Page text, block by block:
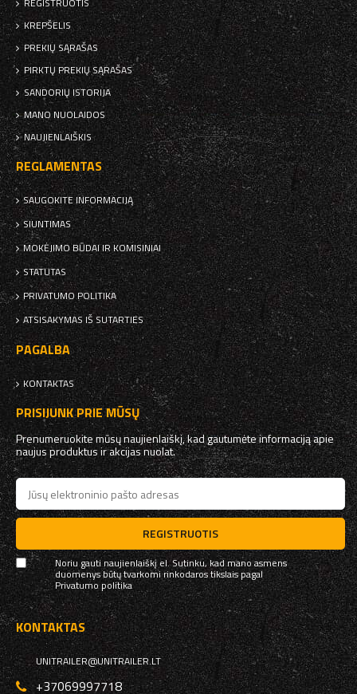
KREPŠELIS
PREKIŲ SĄRAŠAS
PIRKTŲ PREKIŲ SĄRAŠAS
SANDORIŲ ISTORIJA
MANO NUOLAIDOS
NAUJIENLAIŠKIS
REGLAMENTAS
SAUGOKITE INFORMACIJĄ
SIUNTIMAS
MOKĖJIMO BŪDAI IR KOMISINIAI
STATUTAS
PRIVATUMO POLITIKA
ATSISAKYMAS IŠ SUTARTIES
PAGALBA
KONTAKTAS
PRISIJUNK PRIE MŪSŲ
Prenumeruokite mūsų naujienlaiškį, kad gautumėte informaciją apie
naujus produktus ir akcijas nuolat.
REGISTRUOTIS
Noriu gauti naujienlaiškį el. Sutinku, kad mano asmens
duomenys būtų tvarkomi rinkodaros tikslais pagal
Privatumo politika
KONTAKTAS
UNITRAILER@UNITRAILER.LT
+37069997718